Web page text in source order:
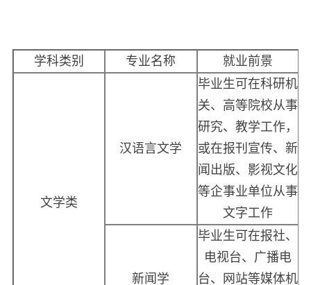
学科类别 专业名称 就业前景
文学类
汉语言文学
毕业生可在科研机
关、高等院校从事
研究、教学工作，
或在报刊宣传、新
闻出版、影视文化
等企事业单位从事
文字工作
新闻学
毕业生可在报社、
电视台、广播电
台、网站等媒体机